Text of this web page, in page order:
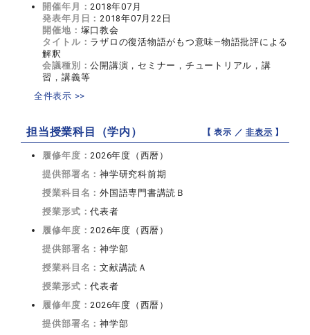
開催年月： 2018年07月
発表年月日： 2018年07月22日
開催地： 塚口教会
タイトル： ラザロの復活物語がもつ意味―物語批評による
解釈
会議種別：公開講演，セミナー，チュートリアル，講
習，講義等
全件表示 >>
担当授業科目（学内） 【 表示 ／非表示 】
履修年度： 2026年度（西暦）
提供部署名：神学研究科前期
授業科目名：外国語専門書講読Ｂ
授業形式：代表者
履修年度： 2026年度（西暦）
提供部署名：神学部
授業科目名：文献講読Ａ
授業形式：代表者
履修年度： 2026年度（西暦）
提供部署名：神学部